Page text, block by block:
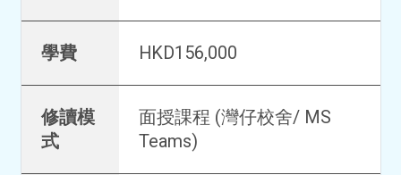
學費 HKD156,000
修讀模
式
面授課程 (灣仔校舍/ MS
Teams)